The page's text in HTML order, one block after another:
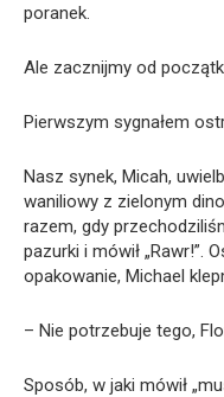
poranek.
Ale zacznijmy od
Pierwszym sygnałem
Nasz synek, Micah,
waniliowy z zielonym
razem, gdy
pazurki i mówił „Rawr!”.
opakowanie, Michael
– Nie potrzebuje tego,
Sposób, w jaki mówił